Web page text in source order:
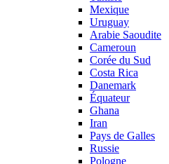
Mexique
Uruguay
Arabie Saoudite
Cameroun
Corée du Sud
Costa Rica
Danemark
Équateur
Ghana
Iran
Pays de Galles
Russie
Pologne